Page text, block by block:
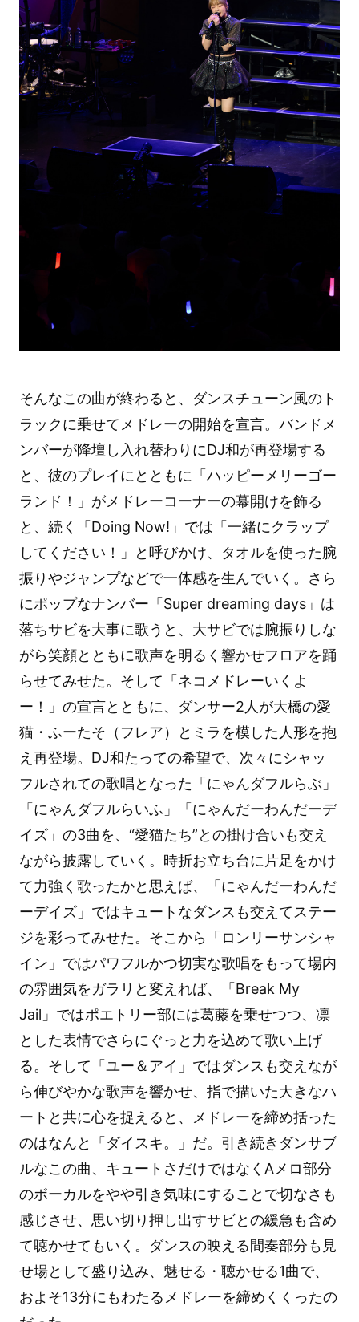
そんなこの曲が終わると、ダンスチューン風のト
ラックに乗せてメドレーの開始を宣言。バンドメ
ンバーが降壇し入れ替わりにDJ和が再登場する
と、彼のプレイにとともに「ハッピーメリーゴー
ランド！」がメドレーコーナーの幕開けを飾る
と、続く「Doing Now!」では「一緒にクラップ
してください！」と呼びかけ、タオルを使った腕
振りやジャンプなどで一体感を生んでいく。さら
にポップなナンバー「Super dreaming days」は
落ちサビを大事に歌うと、大サビでは腕振りしな
がら笑顔とともに歌声を明るく響かせフロアを踊
らせてみせた。そして「ネコメドレーいくよ
ー！」の宣言とともに、ダンサー2人が大橋の愛
猫・ふーたそ（フレア）とミラを模した人形を抱
え再登場。DJ和たっての希望で、次々にシャッ
フルされての歌唱となった「にゃんダフルらぶ」
「にゃんダフルらいふ」「にゃんだーわんだーデ
イズ」の3曲を、“愛猫たち”との掛け合いも交え
ながら披露していく。時折お立ち台に片足をかけ
て力強く歌ったかと思えば、「にゃんだーわんだ
ーデイズ」ではキュートなダンスも交えてステー
ジを彩ってみせた。そこから「ロンリーサンシャ
イン」ではパワフルかつ切実な歌唱をもって場内
の雰囲気をガラリと変えれば、「Break My
Jail」ではポエトリー部には葛藤を乗せつつ、凛
とした表情でさらにぐっと力を込めて歌い上げ
る。そして「ユー＆アイ」ではダンスも交えなが
ら伸びやかな歌声を響かせ、指で描いた大きなハ
ートと共に心を捉えると、メドレーを締め括った
のはなんと「ダイスキ。」だ。引き続きダンサブ
ルなこの曲、キュートさだけではなくAメロ部分
のボーカルをやや引き気味にすることで切なさも
感じさせ、思い切り押し出すサビとの緩急も含め
て聴かせてもいく。ダンスの映える間奏部分も見
せ場として盛り込み、魅せる・聴かせる1曲で、
およそ13分にもわたるメドレーを締めくくったの